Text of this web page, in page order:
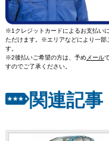
※1クレジットカードによるお支払い
ただけます。※エリアなどにより一部
す。
※2後払いご希望の方は、予めメール
すのでご了承ください。
関連記事